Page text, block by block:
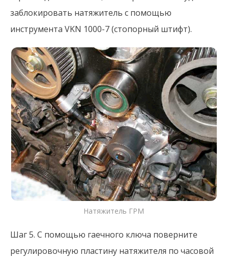
заблокировать натяжитель с помощью
инструмента VKN 1000-7 (стопорный штифт).
Натяжитель ГРМ
Шаг 5. С помощью гаечного ключа поверните
регулировочную пластину натяжителя по часовой